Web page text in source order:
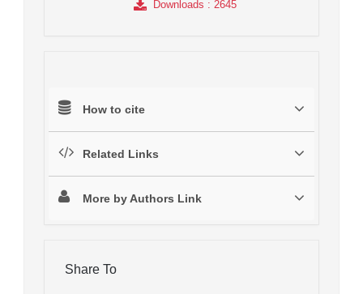
Downloads : 2645
How to cite
Related Links
More by Authors Link
Share To